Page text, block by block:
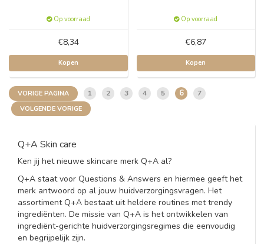
Op voorraad
€8,34
Kopen
Op voorraad
€6,87
Kopen
VORIGE PAGINA 1 2 3 4 5 6 7
VOLGENDE VORIGE
Q+A Skin care
Ken jij het nieuwe skincare merk Q+A al?
Q+A staat voor Questions & Answers en hiermee geeft het
merk antwoord op al jouw huidverzorgingsvragen. Het
assortiment Q+A bestaat uit heldere routines met trendy
ingrediënten. De missie van Q+A is het ontwikkelen van
ingrediënt-gerichte huidverzorgingsregimes die eenvoudig
en begrijpelijk zijn.